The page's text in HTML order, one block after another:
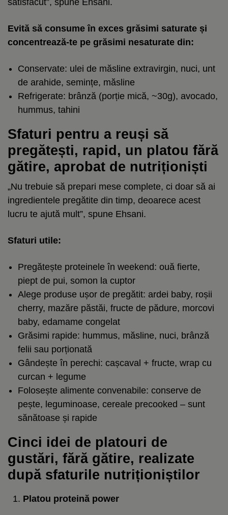
satisfăcut”, spune Ehsani.
Evită să consume în exces grăsimi saturate și
concentrează-te pe grăsimi nesaturate din:
Conservate: ulei de măsline extravirgin, nuci, unt
de arahide, semințe, măsline
Refrigerate: brânză (porție mică, ~30g), avocado,
hummus, tahini
Sfaturi pentru a reuși să
pregătești, rapid, un platou fără
gătire, aprobat de nutriționiști
„Nu trebuie să prepari mese complete, ci doar să ai
ingredientele pregătite din timp, deoarece acest
lucru te ajută mult”, spune Ehsani.
Sfaturi utile:
Pregătește proteinele în weekend: ouă fierte,
piept de pui, somon la cuptor
Alege produse ușor de pregătit: ardei baby, roșii
cherry, mazăre păstăi, fructe de pădure, morcovi
baby, edamame congelat
Grăsimi rapide: hummus, măsline, nuci, brânză
felii sau porționată
Gândește în perechi: cașcaval + fructe, wrap cu
curcan + legume
Folosește alimente convenabile: conserve de
pește, leguminoase, cereale precooked – sunt
sănătoase și rapide
Cinci idei de platouri de
gustări, fără gătire, realizate
după sfaturile nutriționiștilor
Platou proteină power